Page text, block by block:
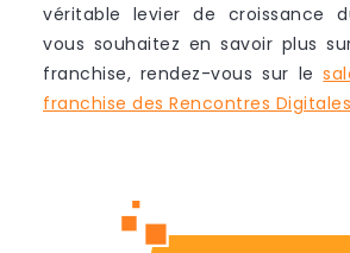
véritable levier de croissance
vous souhaitez en savoir plus
franchise, rendez-vous sur le
franchise des Rencontres